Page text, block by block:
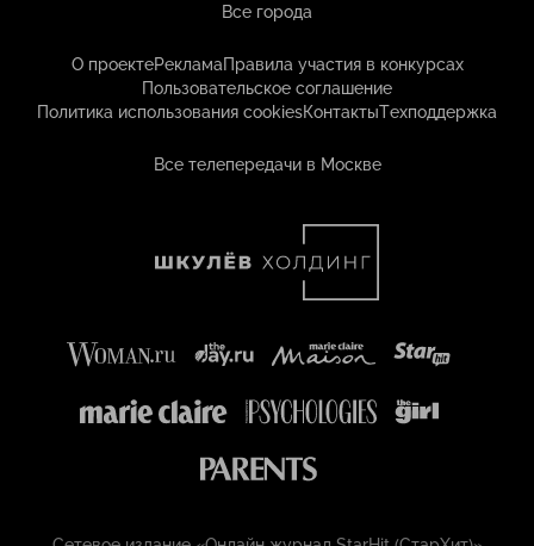
Все города
О проектеРекламаПравила участия в конкурсах
Пользовательское соглашение
Политика использования cookiesКонтактыТехподдержка
Все телепередачи в Москве